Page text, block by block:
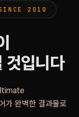
2010
것입니다
가 완벽한 결과물로